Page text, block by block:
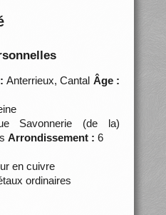
Anterrieux, Cantal Âge :
Savonnerie (de la)
Arrondissement : 6
en cuivre
ordinaires